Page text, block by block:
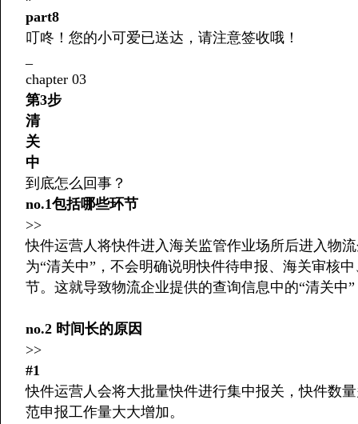
part8
叮咚！您的小可爱已送达，请注意签收哦！
chapter 03
第3步
清
关
中
到底怎么回事？
no.1包括哪些环节
>>
快件运营人将快件进入海关监管作业场所后进入物
为“清关中”，不会明确说明快件待申报、海关审核
节。这就导致物流企业提供的查询信息中的“清关中
no.2 时间长的原因
>>
#1
快件运营人会将大批量快件进行集中报关，快件数
范申报工作量大大增加。